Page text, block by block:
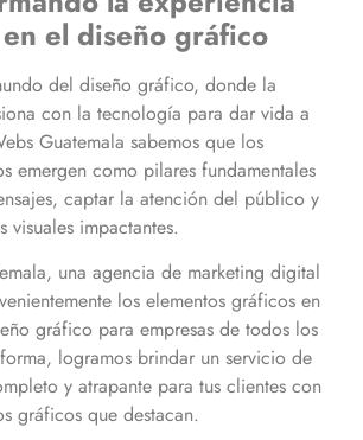
el diseño gráfico
del diseño gráfico, donde la
con la tecnología para dar vida a
Guatemala sabemos que los
emergen como pilares fundamentales
captar la atención del público y
visuales impactantes.
una agencia de marketing digital
los elementos gráficos en
gráfico para empresas de todos los
logramos brindar un servicio de
y atrapante para tus clientes con
gráficos que destacan.